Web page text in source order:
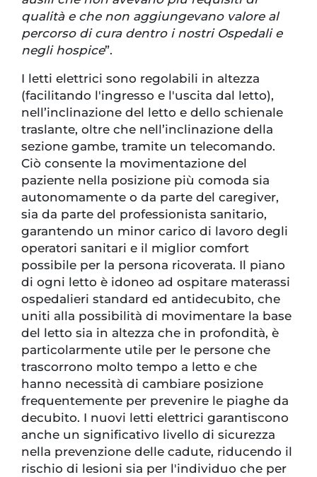
qualità e che non aggiungevano valore al
percorso di cura dentro i nostri Ospedali e
negli hospice”.
I letti elettrici sono regolabili in altezza
(facilitando l'ingresso e l'uscita dal letto),
nell’inclinazione del letto e dello schienale
traslante, oltre che nell’inclinazione della
sezione gambe, tramite un telecomando.
Ciò consente la movimentazione del
paziente nella posizione più comoda sia
autonomamente o da parte del caregiver,
sia da parte del professionista sanitario,
garantendo un minor carico di lavoro degli
operatori sanitari e il miglior comfort
possibile per la persona ricoverata. Il piano
di ogni letto è idoneo ad ospitare materassi
ospedalieri standard ed antidecubito, che
uniti alla possibilità di movimentare la base
del letto sia in altezza che in profondità, è
particolarmente utile per le persone che
trascorrono molto tempo a letto e che
hanno necessità di cambiare posizione
frequentemente per prevenire le piaghe da
decubito. I nuovi letti elettrici garantiscono
anche un significativo livello di sicurezza
nella prevenzione delle cadute, riducendo il
rischio di lesioni sia per l'individuo che per